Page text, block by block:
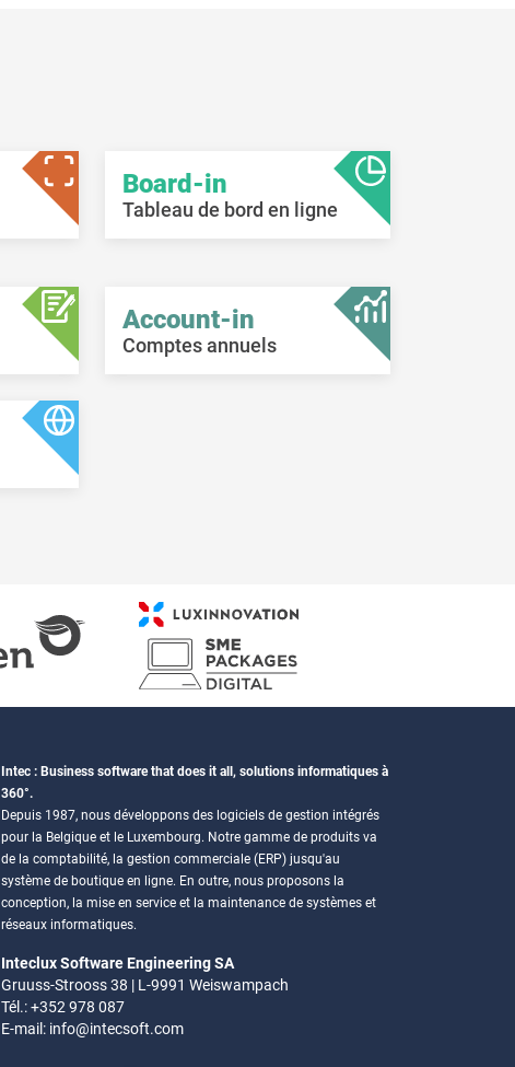
Board-in
Tableau de bord en ligne
Account-in
Comptes annuels
Intec : Business software that does it all, solutions informatiques à
360°.
Depuis 1987, nous développons des logiciels de gestion intégrés
pour la Belgique et le Luxembourg. Notre gamme de produits va
de la comptabilité, la gestion commerciale (ERP) jusqu'au
système de boutique en ligne. En outre, nous proposons la
conception, la mise en service et la maintenance de systèmes et
réseaux informatiques.
Inteclux Software Engineering SA
Gruuss-Strooss 38 | L-9991 Weiswampach
Tél.: +352 978 087
E-mail: info@intecsoft.com